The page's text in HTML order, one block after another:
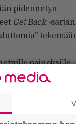
pidennetyn
Get Back-sarjan
painoksille
viisi tai kuusi
halua, että ne
Jackson toteaa.